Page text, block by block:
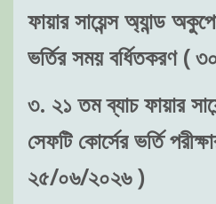
ফায়ার সায়েন্স অ্যান্ড
ভর্তির সময় বর্ধিতকরণ (
৩. ২১ তম ব্যাচ ফায়ার
সেফটি কোর্সের ভর্তি
২৫/০৬/২০২৬ )